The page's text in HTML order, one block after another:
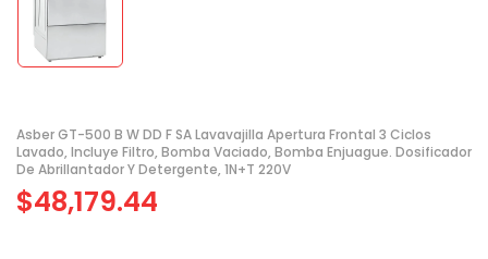
Asber GT-500 B W DD F SA Lavavajilla Apertura Frontal 3 Ciclos
Lavado, Incluye Filtro, Bomba Vaciado, Bomba Enjuague. Dosificador
De Abrillantador Y Detergente, 1N+T 220V
$48,179.44